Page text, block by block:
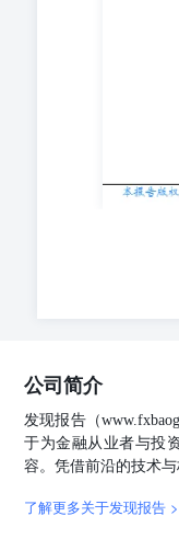
公司简介
发现报告（
于为金融从业者与投
容。凭借前沿的技术
了解更多关于发现报告 >